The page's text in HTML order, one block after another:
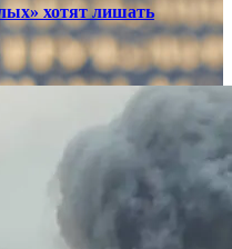
хотят лишать